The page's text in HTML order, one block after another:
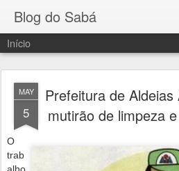
Blog do Sabá
Início
MAY
5
Prefeitura de
mutirão de limpeza
O
trab